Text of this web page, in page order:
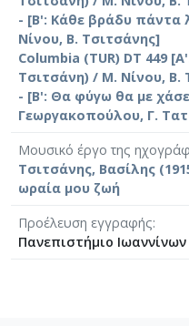
- [Β': Κάθε βράδυ πάντα
Νίνου, Β. Τσιτσάνης]
Columbia (TUR) DT 449
Τσιτσάνη) / Μ. Νίνου, Β.
- [B': Θα φύγω θα με
Γεωργακοπούλου, Γ.
Μουσικό έργο της
Τσιτσάνης, Βασίλης
ωραία μου ζωή
Προέλευση εγγραφής
Πανεπιστήμιο Ιωαννίνων